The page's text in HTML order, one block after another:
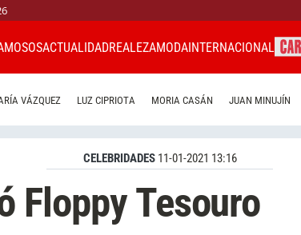
ACTUALIDADREALEZAMODAINTERNACIONAL
VÁZQUEZ LUZ CIPRIOTA MORIA CASÁN JUAN MINUJÍN
CELEBRIDADES 11-01-2021 13:16
Floppy Tesouro